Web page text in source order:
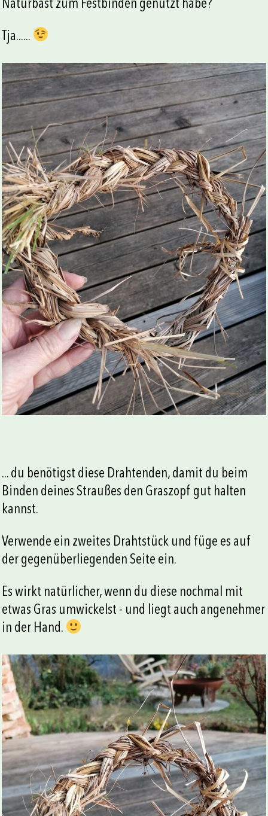
Naturbast zum Festbinden genützt habe?
Tja......
... du benötigst diese Drahtenden, damit du beim
Binden deines Straußes den Graszopf gut halten
kannst.
Verwende ein zweites Drahtstück und füge es auf
der gegenüberliegenden Seite ein.
Es wirkt natürlicher, wenn du diese nochmal mit
etwas Gras umwickelst - und liegt auch angenehmer
in der Hand.